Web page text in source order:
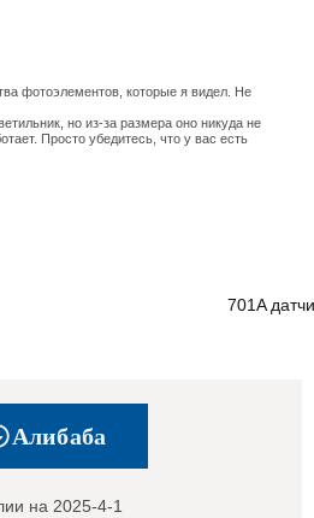
фотоэлементов, которые я видел. Не
но из-за размера оно никуда не
Просто убедитесь, что у вас есть
Алибаба
на 2025-4-1